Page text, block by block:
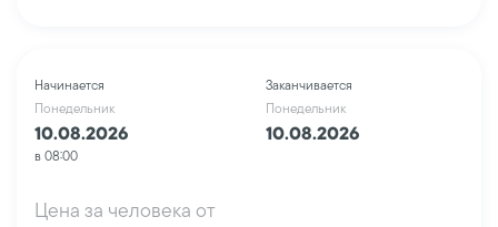
Начинается
Понедельник
10.08.2026
в 08:00
Заканчивается
Понедельник
10.08.2026
Цена за человека от